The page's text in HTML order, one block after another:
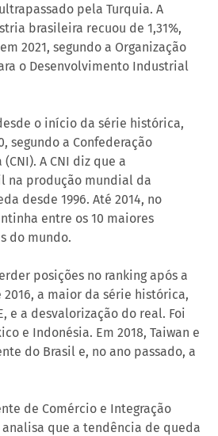
pela Turquia. A
brasileira recuou de 1,31%,
2021, segundo a Organização
o Desenvolvimento Industrial
o início da série histórica,
segundo a Confederação
A CNI diz que a
na produção mundial da
desde 1996. Até 2014, no
entre os 10 maiores
do mundo.
posições no ranking após a
2016, a maior da série histórica,
e a desvalorização do real. Foi
e Indonésia. Em 2018, Taiwan e
do Brasil e, no ano passado, a
de Comércio e Integração
que a tendência de queda